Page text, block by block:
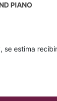
PIANO
se estima